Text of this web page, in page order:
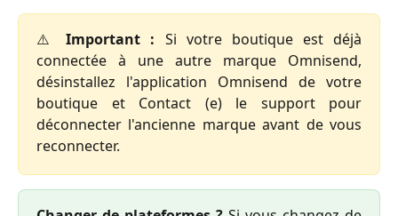
⚠️Important : Si votre boutique est déjà
connectée à une autre marque Omnisend,
désinstallez l'application Omnisend de votre
boutique et Contact (e) le support pour
déconnecter l'ancienne marque avant de vous
reconnecter.